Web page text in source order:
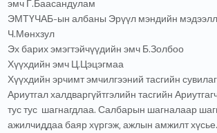
эмч Г.Баасандулам
ЭМТҮЧАБ-ын албаны Эрүүл мэндийн
Ч.Мөнхзул
Эх барих эмэгтэйчүүдийн эмч Б.Золбоо
Хүүхдийн эмч Ц.Цэцэгмаа
Хүүхдийн эрчимт эмчилгээний тасгийн
Ариутгал халдваргүйтгэлийн тасгийн
тус тус шагнагдлаа. Салбарын шагналаар
ажилчиддаа баяр хүргэж, ажлын амжилт хүсье.